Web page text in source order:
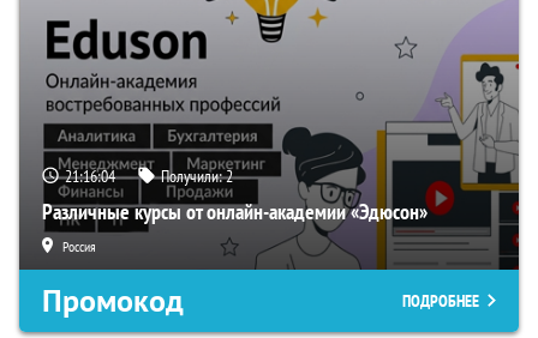
21:16:04 Получили:2
Различные курсы от онлайн-академии «Эдюсон»
Россия
Промокод ПОДРОБНЕЕ